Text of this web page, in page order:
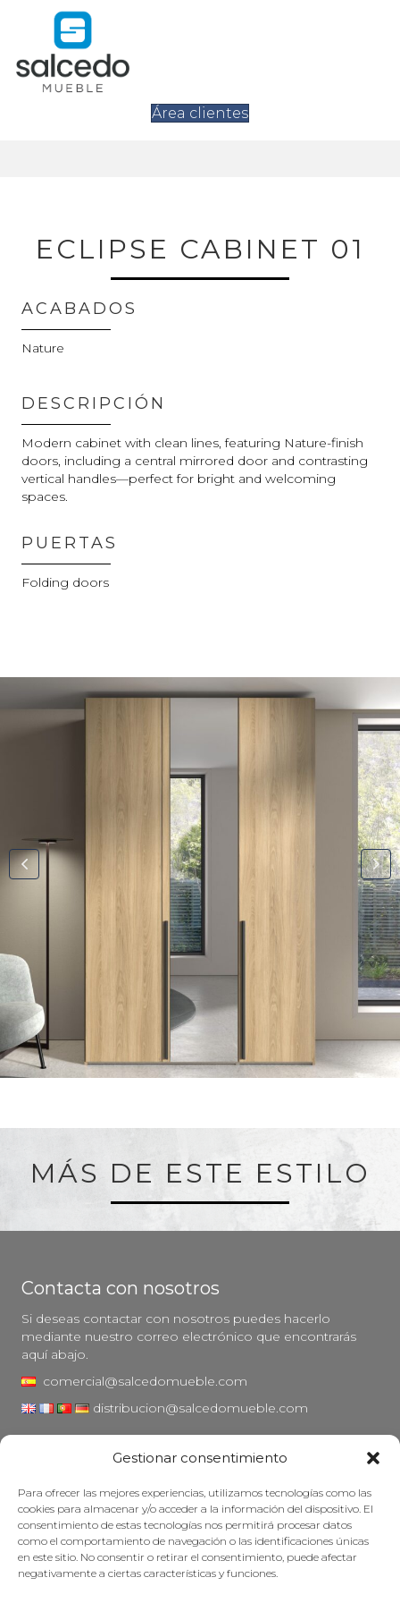
Gestionar consentimiento
Para ofrecer las mejores experiencias, utilizamos tecnologías como las
cookies para almacenar y/o acceder a la información del dispositivo. El
consentimiento de estas tecnologías nos permitirá procesar datos
como el comportamiento de navegación o las identificaciones únicas
en este sitio. No consentir o retirar el consentimiento, puede afectar
negativamente a ciertas características y funciones.
Área clientes
ECLIPSE CABINET 01
ACABADOS
Nature
DESCRIPCIÓN
Modern cabinet with clean lines, featuring Nature-finish
doors, including a central mirrored door and contrasting
vertical handles—perfect for bright and welcoming
spaces.
PUERTAS
Folding doors
MÁS DE ESTE ESTILO
Contacta con nosotros
Si deseas contactar con nosotros puedes hacerlo
mediante nuestro correo electrónico que encontrarás
aquí abajo.
comercial@salcedomueble.com
distribucion@salcedomueble.com
Aviso legal
Política de privacidad
Política de cookies
Mantener su mueble